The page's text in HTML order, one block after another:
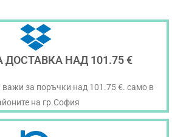
ДОСТАВКА НАД 101.75 €
важи за поръчки над 101.75 €. само в
на гр.София